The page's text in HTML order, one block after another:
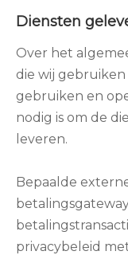
Diensten
Over het
die wij
gebruiken en
nodig is om de
leveren.
Bepaalde
privacybeleid